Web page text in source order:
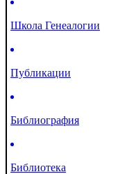
Школа Генеалогии
Публикации
Библиография
Библиотека